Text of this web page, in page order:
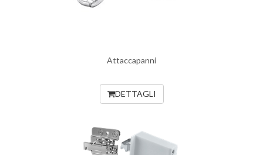
Attaccapanni
DETTAGLI